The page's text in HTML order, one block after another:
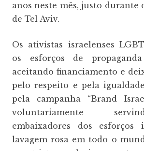
anos neste mês, justo durante
de Tel Aviv.
Os ativistas israelenses
os esforços de
aceitando financiamento e
pelo respeito e pela
pela campanha “Brand
voluntariamente
embaixadores dos esforços
lavagem rosa em todo o